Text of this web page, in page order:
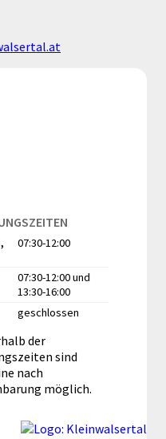
07:30-12:00
07:30-12:00und
13:30-16:00
geschlossen
der
sind
nach
möglich.